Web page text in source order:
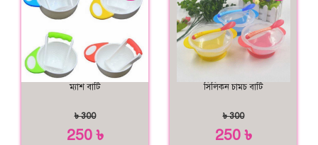
ম্যাশ বাটি
৳ 300
250 ৳
সিলিকন চামচ বাটি
৳ 300
250 ৳